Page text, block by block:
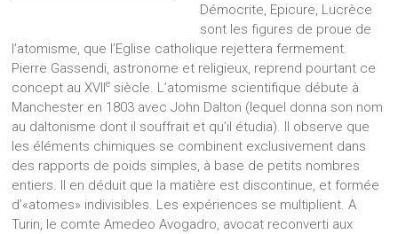
Démocrite, Epicure, Lucrèce
sont les figures de proue de
l’atomisme, que l’Eglise catholique rejettera fermement.
Pierre Gassendi, astronome et religieux, reprend pourtant ce
concept au XVIIe siècle. L’atomisme scientifique débute à
Manchester en 1803 avec John Dalton (lequel donna son nom
au daltonisme dont il souffrait et qu’il étudia). Il observe que
les éléments chimiques se combinent exclusivement dans
des rapports de poids simples, à base de petits nombres
entiers. Il en déduit que la matière est discontinue, et formée
d’«atomes» indivisibles. Les expériences se multiplient. A
Turin, le comte Amedeo Avogadro, avocat reconverti aux